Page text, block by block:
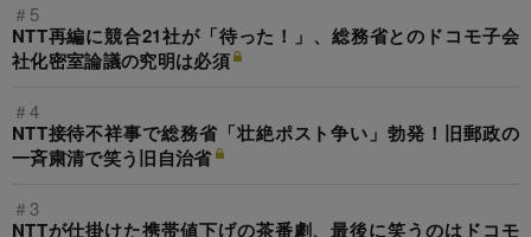
＃5
NTT再編に競合21社が「待った！」、総務省とのドコモ子会
社化密室論議の究明は必須
＃4
NTT接待不祥事で総務省「壮絶ポスト争い」勃発！旧郵政の
一斉粛清で笑う旧自治省
＃3
NTTが仕掛けた携帯値下げの茶番劇、最後に笑うのはドコモ